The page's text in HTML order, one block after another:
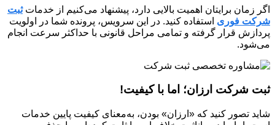
اگر زمان برایتان اهمیت بالایی دارد، پیشنهاد می‌کنیم از خدماتثبت
شرکت فوری استفاده کنید. در این سرویس، پرونده شما در اولویت
پردازش قرار گرفته و تمامی مراحل قانونی با حداکثر سرعت انجام
می‌شود.
ثبت شرکت ارزان؛ اما با کیفیت!
شاید تصور کنید که «ارزان» بودن، به‌معنای کیفیت پایین خدمات